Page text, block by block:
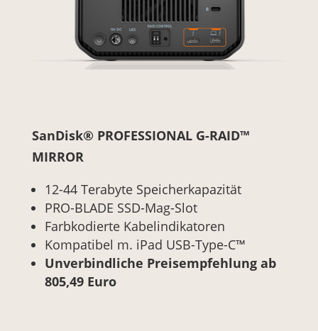
SanDisk® PROFESSIONAL G-RAID™
MIRROR
12-44 Terabyte Speicherkapazität
PRO-BLADE SSD-Mag-Slot
Farbkodierte Kabelindikatoren
Kompatibel m. iPad USB-Type-C™
Unverbindliche Preisempfehlung ab
805,49 Euro